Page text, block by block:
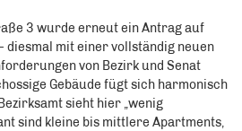
3 wurde erneut ein Antrag auf
diesmal mit einer vollständig neuen
von Bezirk und Senat
Gebäude fügt sich harmonisch
sieht hier „wenig
sind kleine bis mittlere Apartments,